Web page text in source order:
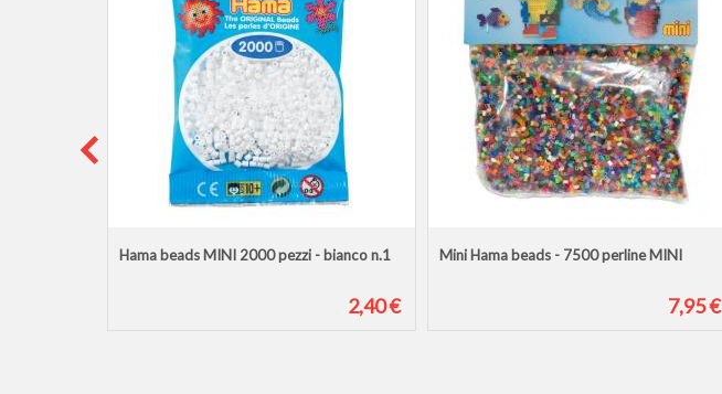
Hama beads MINI 2000 pezzi - bianco n.1
2,40 €
Mini Hama beads - 7500 perline MINI
7,95 €